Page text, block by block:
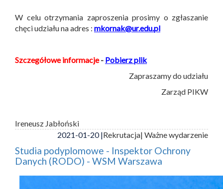
W celu otrzymania zaproszenia prosimy o zgłaszanie
chęci udziału na adres : mkornak@ur.edu.pl
Szczegółowe informacje- Pobierz plik
Zapraszamy do udziału
Zarząd PIKW
Ireneusz Jabłoński
2021-01-20 |Rekrutacja| Ważne wydarzenie
Studia podyplomowe - Inspektor Ochrony
Danych (RODO) - WSM Warszawa